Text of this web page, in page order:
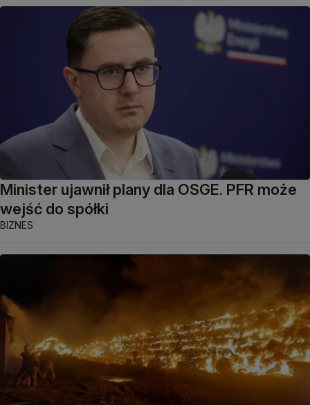
Minister ujawnił plany dla OSGE. PFR może
wejść do spółki
BIZNES